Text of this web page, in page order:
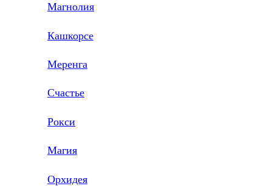
Магнолия
Кашкорсе
Меренга
Счастье
Рокси
Магия
Орхидея